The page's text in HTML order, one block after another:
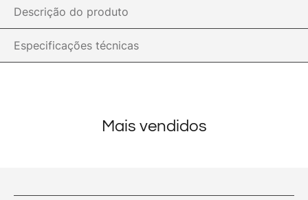
Descrição do produto
Especificações técnicas
Mais vendidos